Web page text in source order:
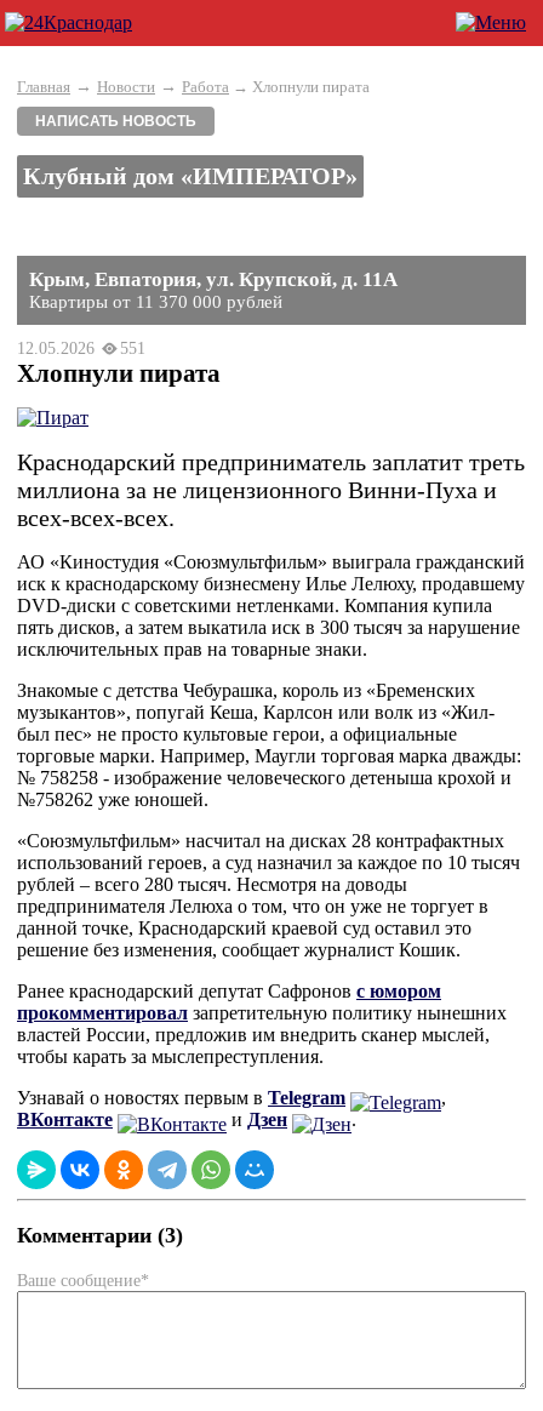
Главная → Новости → Работа → Хлопнули пирата
НАПИСАТЬ НОВОСТЬ
Клубный дом «ИМПЕРАТОР»
Крым, Евпатория, ул. Крупской, д. 11А
Квартиры от 11 370 000 рублей
12.05.2026 551
Хлопнули пирата
Краснодарский предприниматель заплатит треть
миллиона за не лицензионного Винни-Пуха и
всех-всех-всех.
АО «Киностудия «Союзмультфильм» выиграла гражданский
иск к краснодарскому бизнесмену Илье Лелюху, продавшему
DVD-диски с советскими нетленками. Компания купила
пять дисков, а затем выкатила иск в 300 тысяч за нарушение
исключительных прав на товарные знаки.
Знакомые с детства Чебурашка, король из «Бременских
музыкантов», попугай Кеша, Карлсон или волк из «Жил-
был пес» не просто культовые герои, а официальные
торговые марки. Например, Маугли торговая марка дважды:
№ 758258 - изображение человеческого детеныша крохой и
№758262 уже юношей.
«Союзмультфильм» насчитал на дисках 28 контрафактных
использований героев, а суд назначил за каждое по 10 тысяч
рублей – всего 280 тысяч. Несмотря на доводы
предпринимателя Лелюха о том, что он уже не торгует в
данной точке, Краснодарский краевой суд оставил это
решение без изменения, сообщает журналист Кошик.
Ранее краснодарский депутат Сафронов с юмором
прокомментировал запретительную политику нынешних
властей России, предложив им внедрить сканер мыслей,
чтобы карать за мыслепреступления.
Узнавай о новостях первым в Telegram
,
ВКонтакте
и Дзен .
Комментарии (3)
Ваше сообщение*